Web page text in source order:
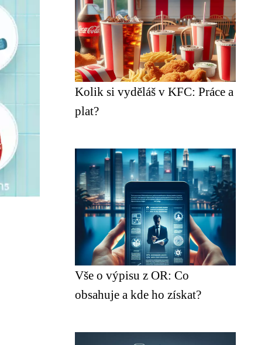
Kolik si vyděláš v KFC: Práce a
plat?
Vše o výpisu z OR: Co
obsahuje a kde ho získat?